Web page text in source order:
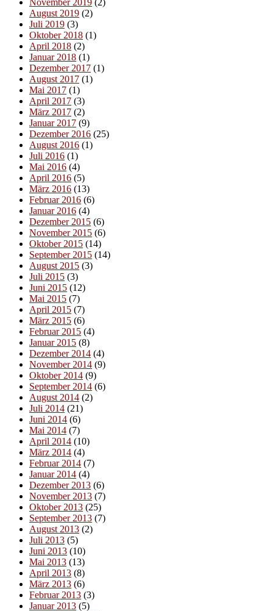
November 2019 (2)
August 2019 (2)
Juli 2019 (3)
Oktober 2018 (1)
April 2018 (2)
Januar 2018 (1)
Dezember 2017 (1)
August 2017 (1)
Mai 2017 (1)
April 2017 (3)
März 2017 (2)
Januar 2017 (9)
Dezember 2016 (25)
August 2016 (1)
Juli 2016 (1)
Mai 2016 (4)
April 2016 (5)
März 2016 (13)
Februar 2016 (6)
Januar 2016 (4)
Dezember 2015 (6)
November 2015 (6)
Oktober 2015 (14)
September 2015 (14)
August 2015 (3)
Juli 2015 (3)
Juni 2015 (12)
Mai 2015 (7)
April 2015 (7)
März 2015 (6)
Februar 2015 (4)
Januar 2015 (8)
Dezember 2014 (4)
November 2014 (9)
Oktober 2014 (9)
September 2014 (6)
August 2014 (2)
Juli 2014 (21)
Juni 2014 (6)
Mai 2014 (7)
April 2014 (10)
März 2014 (4)
Februar 2014 (7)
Januar 2014 (4)
Dezember 2013 (6)
November 2013 (7)
Oktober 2013 (25)
September 2013 (7)
August 2013 (2)
Juli 2013 (5)
Juni 2013 (10)
Mai 2013 (13)
April 2013 (8)
März 2013 (6)
Februar 2013 (3)
Januar 2013 (5)